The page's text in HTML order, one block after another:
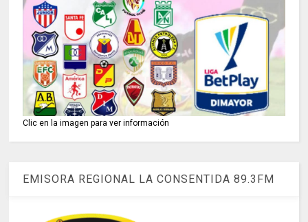
Clic en la imagen para ver información
EMISORA REGIONAL LA CONSENTIDA 89.3FM